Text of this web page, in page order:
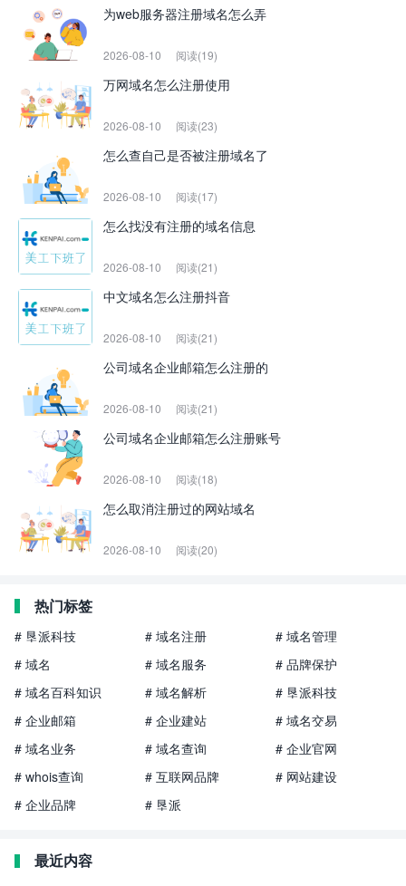
为web服务器注册域名怎么弄
2026-08-10 阅读(19)
万网域名怎么注册使用
2026-08-10 阅读(23)
怎么查自己是否被注册域名了
2026-08-10 阅读(17)
怎么找没有注册的域名信息
2026-08-10 阅读(21)
中文域名怎么注册抖音
2026-08-10 阅读(21)
公司域名企业邮箱怎么注册的
2026-08-10 阅读(21)
公司域名企业邮箱怎么注册账号
2026-08-10 阅读(18)
怎么取消注册过的网站域名
2026-08-10 阅读(20)
热门标签
# 垦派科技 # 域名注册
# 域名管理
# 域名
# 域名服务
# 品牌保护
# 域名百科知识
# 域名解析
# 垦派科技
# 企业邮箱
# 企业建站
# 域名交易
# 域名业务
# 域名查询
# 企业官网
# whois查询
# 互联网品牌
# 网站建设
# 企业品牌
# 垦派
最近内容